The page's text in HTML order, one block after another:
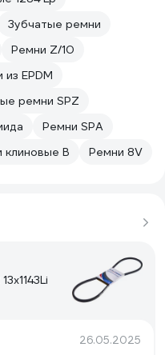
Зубчатые ремни
Ремни Z/10
из EPDM
ремни SPZ
Ремни SPA
клиновые B Ремни 8V
26.05.2025